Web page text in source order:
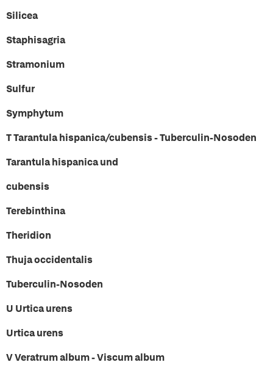
Silicea
Staphisagria
Stramonium
Sulfur
Symphytum
T Tarantula hispanica/cubensis - Tuberculin-Nosoden
Tarantula hispanica und
cubensis
Terebinthina
Theridion
Thuja occidentalis
Tuberculin-Nosoden
U Urtica urens
Urtica urens
V Veratrum album - Viscum album